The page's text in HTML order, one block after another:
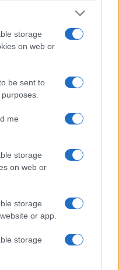
storage
on web or
be sent to
me
storage
on web or
storage
or app.
storage